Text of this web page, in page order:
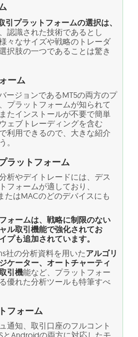
引プラットフォームの選択は、
、認識された技術であるとし
々なサイズや戦略のトレーダ
択肢の一つであることは驚き
ーム
ージョンであるMT5の両方のプ
プラットフォームが知られて
たインストールが不要で簡単
ェブトレーディングを含む
利用できるので、大きな紹介
。
ラットフォーム
析やデイトレードには、デス
フォームが適しており、
たはMACのどのデバイスにも
ォームは、戦略に制限のない
ル取引機能で強化されてお
プも追加されています。
社の分析資料を用いたアルゴリ
ケーター、オートチャーティ
引機能など、プラットフォー
優れた分析ツールも特筆すべ
フォーム
通知、取引口座のフルコント
とAndroidの両方に対応したモ